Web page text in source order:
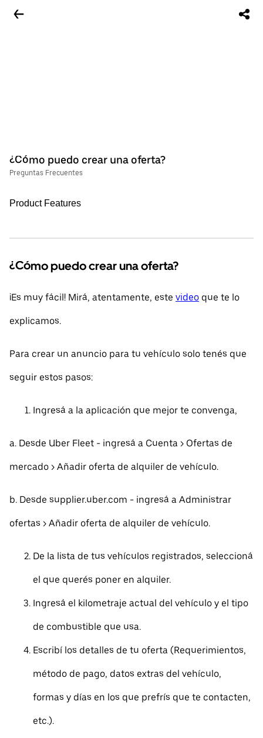
¿Cómo puedo crear una oferta?
Preguntas Frecuentes
Product Features
¿Cómo puedo crear una oferta?
¡Es muy fácil! Mirá, atentamente, este video que te lo
explicamos.
Para crear un anuncio para tu vehículo solo tenés que
seguir estos pasos:
Ingresá a la aplicación que mejor te convenga,
a. Desde Uber Fleet - ingresá a Cuenta > Ofertas de
mercado > Añadir oferta de alquiler de vehículo.
b. Desde supplier.uber.com - ingresá a Administrar
ofertas > Añadir oferta de alquiler de vehículo.
De la lista de tus vehículos registrados, seleccioná
el que querés poner en alquiler.
Ingresá el kilometraje actual del vehículo y el tipo
de combustible que usa.
Escribí los detalles de tu oferta (Requerimientos,
método de pago, datos extras del vehículo,
formas y días en los que prefrís que te contacten,
etc.).